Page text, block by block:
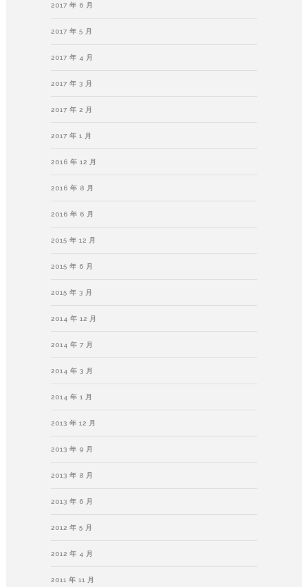
2017 年 6 月
2017 年 5 月
2017 年 4 月
2017 年 3 月
2017 年 2 月
2017 年 1 月
2016 年 12 月
2016 年 8 月
2016 年 6 月
2015 年 12 月
2015 年 6 月
2015 年 3 月
2014 年 12 月
2014 年 7 月
2014 年 3 月
2014 年 1 月
2013 年 12 月
2013 年 9 月
2013 年 8 月
2013 年 6 月
2012 年 5 月
2012 年 4 月
2011 年 11 月